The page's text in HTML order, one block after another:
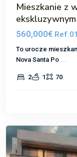
Mieszkanie z
560,000€
To urocze
Nova Santa Po ...
2 1 70